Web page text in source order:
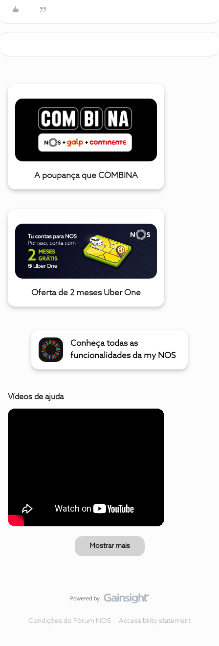
A poupança que COMBINA
Oferta de 2 meses Uber One
Conheça todas as
funcionalidades da my NOS
Vídeos de ajuda
Mostrar mais
Condições do Fórum NOS Accessibility statement